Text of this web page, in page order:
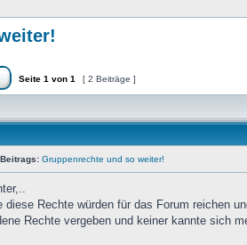
Seite 1 von 1 [ 2 Beiträge ]
Gruppenrechte und so weiter!
diese Rechte würden für das Forum reichen
Rechte vergeben und keiner kannte sich